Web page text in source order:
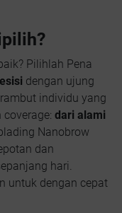
Pilihlah Pena
dengan ujung
individu yang
dari alami
Nanobrow
dan
hari.
untuk dengan cepat